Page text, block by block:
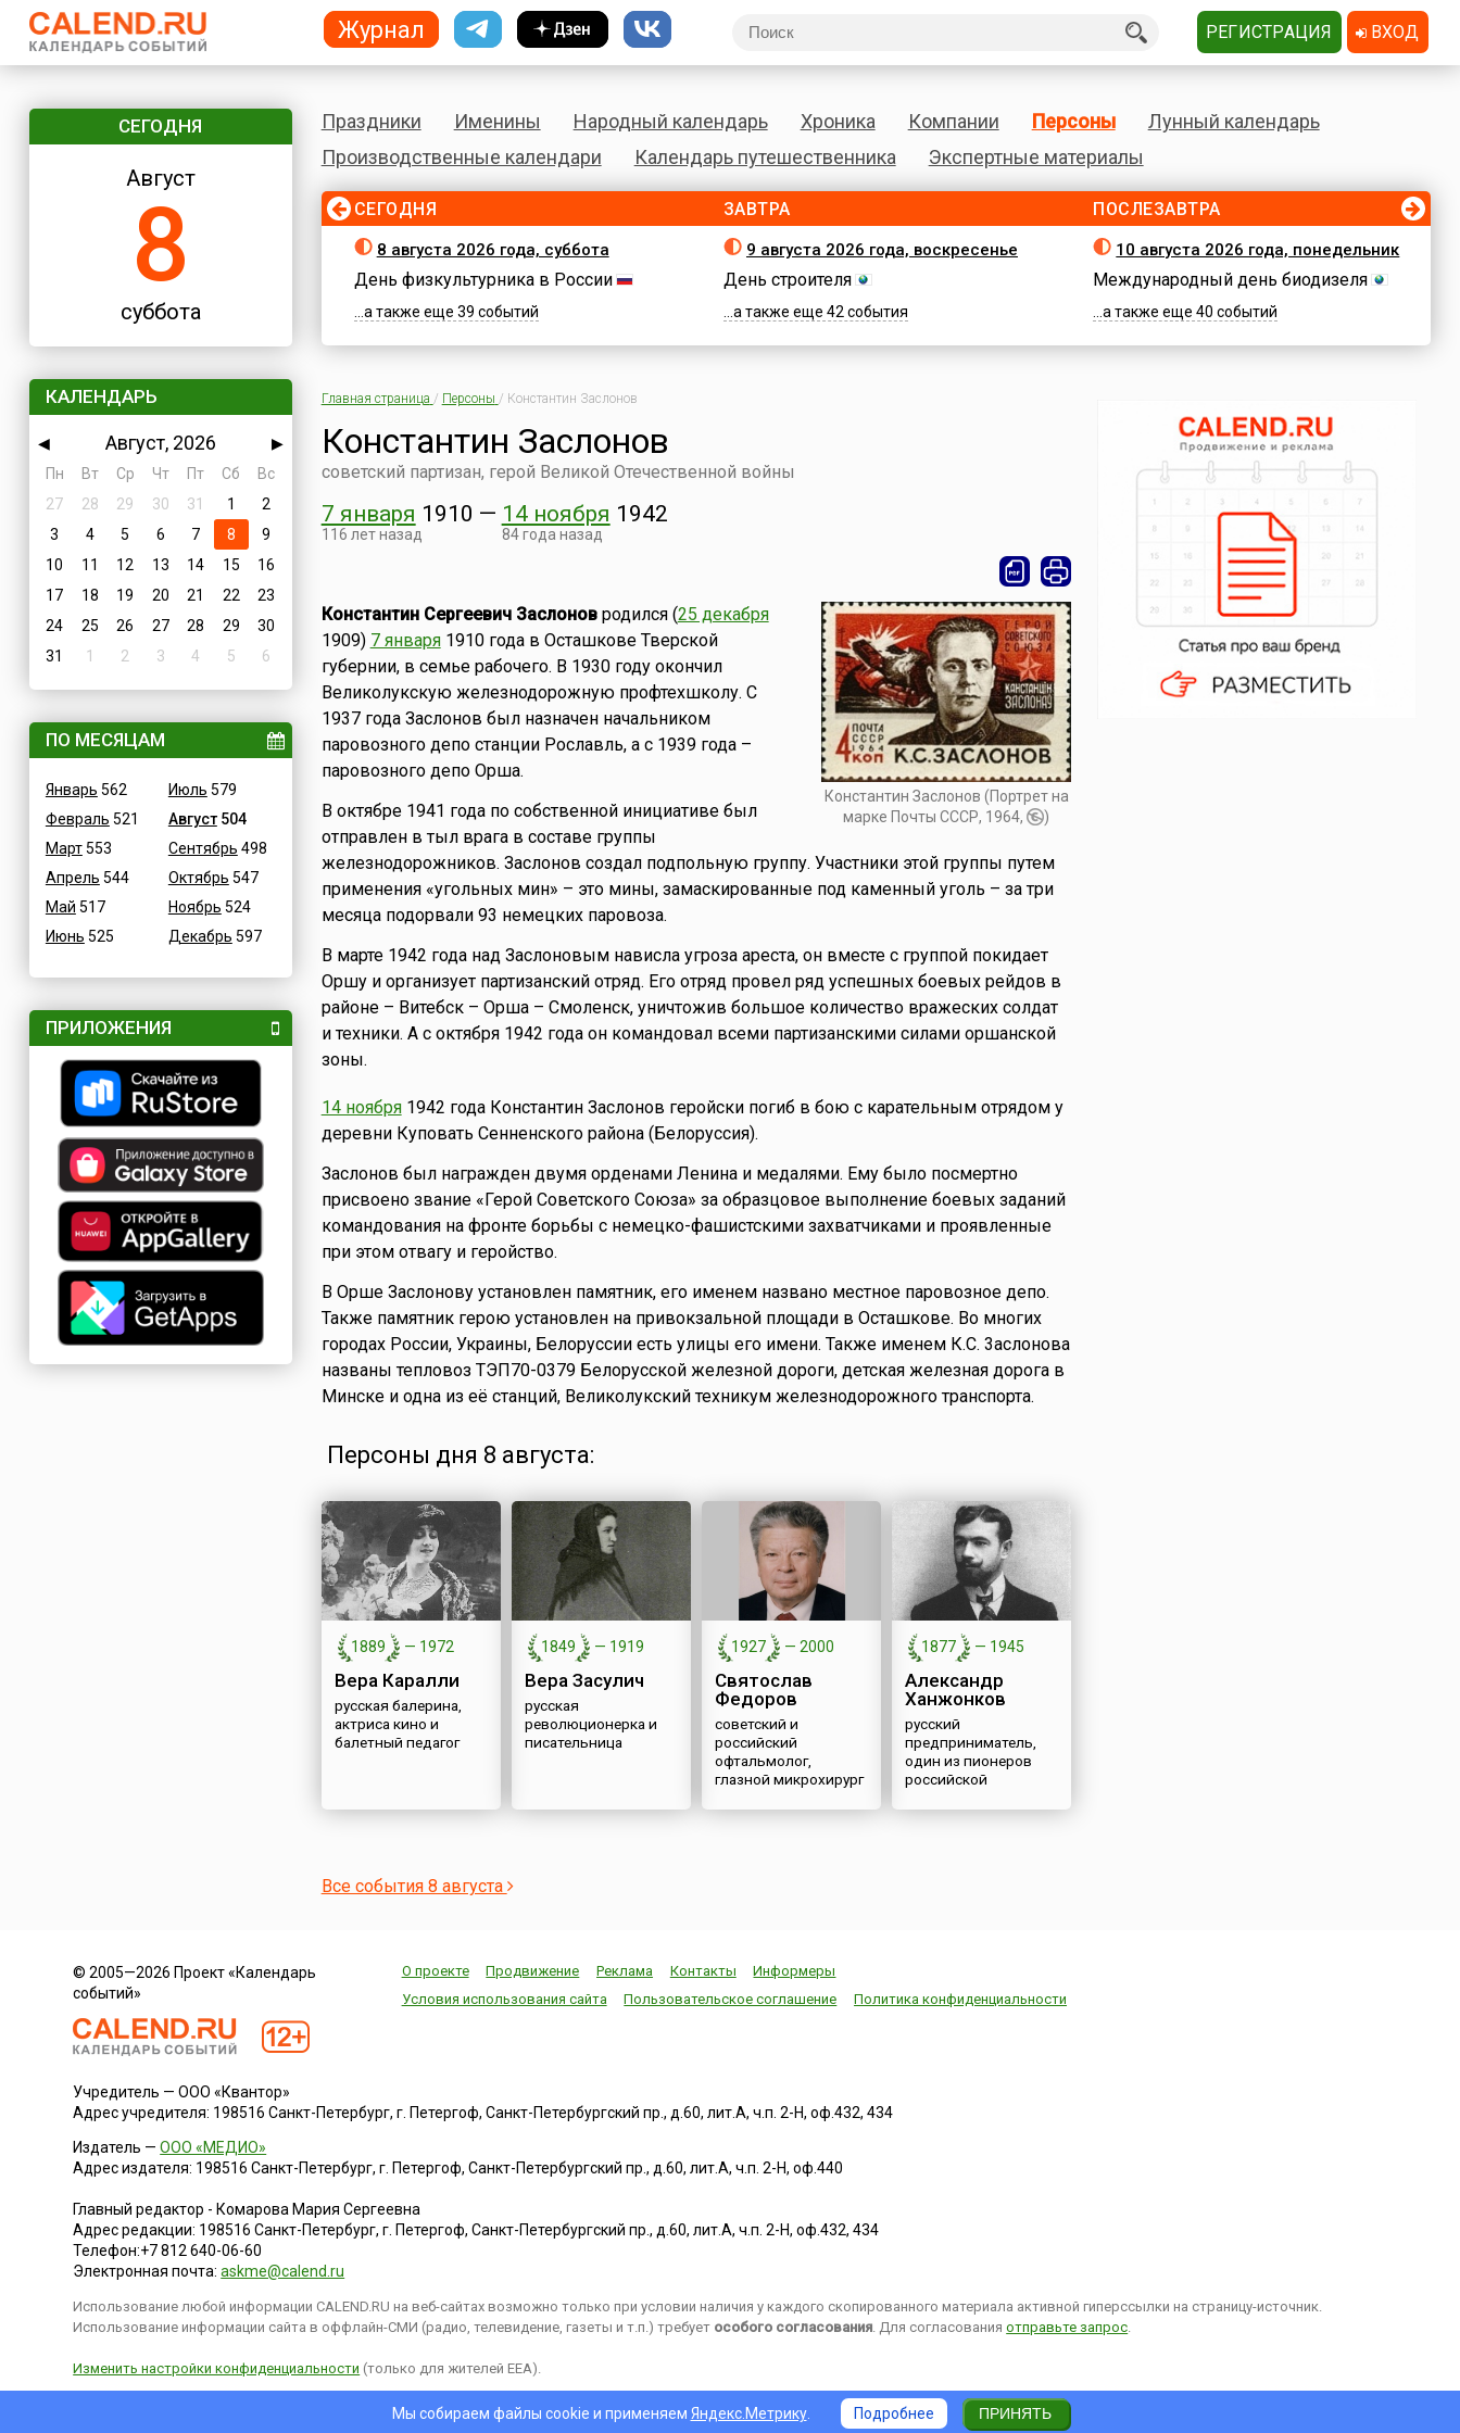
СЕГОДНЯ
Август
8
суббота
КАЛЕНДАРЬ
◀ Август, 2026
▶
Пн
Вт Ср Чт Пт Сб
Вс
27
28 29 30 31 1
2
3
4 5 6 7 8
9
10
11 12 13 14 15
16
17
18 19 20 21 22
23
24
25 26 27 28 29
30
31
1 2 3 4 5 6
ПО МЕСЯЦАМ
Январь 562
Февраль 521
Март553
Апрель 544
Май 517
Июнь 525
Июль 579
Август504
Сентябрь 498
Октябрь 547
Ноябрь 524
Декабрь 597
ПРИЛОЖЕНИЯ
Праздники Именины Народный календарь Хроника Компании Персоны
Лунный календарь
Производственные календари
Календарь путешественника Экспертные материалы
СЕГОДНЯ
8 августа 2026 года, суббота
День физкультурника в России
...а также еще 39 событий
ЗАВТРА
9 августа 2026 года, воскресенье
День строителя
...а также еще 42 события
ПОСЛЕЗАВТРА
10 августа 2026 года, понедельник
Международный день биодизеля
...а также еще 40 событий
Главная страница / Персоны / Константин Заслонов
Константин Заслонов
советский партизан, герой Великой Отечественной войны
7 января 1910
116 лет назад
— 14 ноября 1942
84 года назад
Константин Заслонов (Портрет на
марке Почты СССР, 1964,
)
Константин Сергеевич Заслоновродился (25 декабря
1909) 7 января1910 года в Осташкове Тверской
губернии, в семье рабочего. В 1930 году окончил
Великолукскую железнодорожную профтехшколу. С
1937 года Заслонов был назначен начальником
паровозного депо станции Рославль, а с 1939 года –
паровозного депо Орша.
В октябре 1941 года по собственной инициативе был
отправлен в тыл врага в составе группы
железнодорожников. Заслонов создал подпольную группу. Участники этой группы путем
применения «угольных мин» – это мины, замаскированные под каменный уголь – за три
месяца подорвали 93 немецких паровоза.
В марте 1942 года над Заслоновым нависла угроза ареста, он вместе с группой покидает
Оршу и организует партизанский отряд. Его отряд провел ряд успешных боевых рейдов в
районе – Витебск – Орша – Смоленск, уничтожив большое количество вражеских солдат
и техники. А с октября 1942 года он командовал всеми партизанскими силами оршанской
зоны.
14 ноября1942 года Константин Заслонов геройски погиб в бою с карательным отрядом у
деревни Куповать Сенненского района (Белоруссия).
Заслонов был награжден двумя орденами Ленина и медалями. Ему было посмертно
присвоено звание «Герой Советского Союза» за образцовое выполнение боевых заданий
командования на фронте борьбы с немецко-фашистскими захватчиками и проявленные
при этом отвагу и геройство.
В Орше Заслонову установлен памятник, его именем названо местное паровозное депо.
Также памятник герою установлен на привокзальной площади в Осташкове. Во многих
городах России, Украины, Белоруссии есть улицы его имени. Также именем К.С. 3аслонова
названы тепловоз ТЭП70-0379 Белорусской железной дороги, детская железная дорога в
Минске и одна из её станций, Великолукский техникум железнодорожного транспорта.
Персоны дня 8 августа:
1889 — 1972
Вера Каралли
русская балерина,
актриса кино и
балетный педагог
1849 — 1919
Вера Засулич
русская
революционерка и
писательница
1927 — 2000
Святослав
Федоров
советский и
российский
офтальмолог,
глазной микрохирург
1877 — 1945
Александр
Ханжонков
русский
предприниматель,
один из пионеров
российской
Все события 8 августа
© 2005—2026 Проект «Календарь
событий»
О проекте Продвижение Реклама Контакты
Информеры
Условия использования сайта
Пользовательское соглашение Политика конфиденциальности
Учредитель — ООО «Квантор»
Адрес учредителя: 198516 Санкт-Петербург, г. Петергоф, Санкт-Петербургский пр., д.60, лит.А, ч.п. 2-Н, оф.432, 434
Издатель —ООО «МЕДИО»
Адрес издателя: 198516 Санкт-Петербург, г. Петергоф, Санкт-Петербургский пр., д.60, лит.А, ч.п. 2-Н, оф.440
Главный редактор - Комарова Мария Сергеевна
Адрес редакции: 198516 Санкт-Петербург, г. Петергоф,Санкт-Петербургский пр., д.60, лит.А, ч.п. 2-Н, оф.432, 434
Телефон:+7 812 640-06-60
Электронная почта:askme@calend.ru
Использование любой информации CALEND.RU на веб-сайтах возможно только при условии наличия у каждого скопированного материала активной гиперссылки на страницу-источник.
Использование информации сайта в оффлайн-СМИ (радио, телевидение, газеты и т.п.) требует особого согласования. Для согласованияотправьте запрос.
Изменить настройки конфиденциальности (только для жителей EEA).
Журнал РЕГИСТРАЦИЯ ВХОД
Мы собираем файлы cookie и применяем Яндекс.Метрику. Подробнее ПРИНЯТЬ